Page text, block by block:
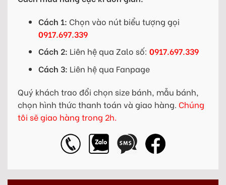
Cách 1: Chọn vào nút biểu tượng gọi
0917.697.339
Cách 2: Liên hệ qua Zalo số: 0917.697.339
Cách 3: Liên hệ qua Fanpage
Quý khách trao đổi chọn size bánh, mẫu bánh,
chọn hình thức thanh toán và giao hàng. Chúng
tôi sẽ giao hàng trong 2h.